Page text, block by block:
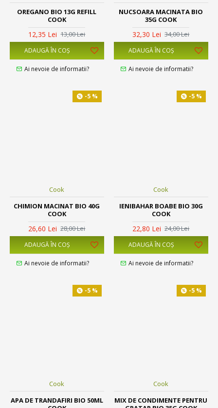
OREGANO BIO 13G REFILL
COOK
12,35 Lei 13,00 Lei
ADAUGĂ ÎN COŞ
Ai nevoie de informatii?
NUCSOARA MACINATA BIO
35G COOK
32,30 Lei 34,00 Lei
ADAUGĂ ÎN COŞ
Ai nevoie de informatii?
-5 %
Cook
CHIMION MACINAT BIO 40G
COOK
26,60 Lei 28,00 Lei
ADAUGĂ ÎN COŞ
Ai nevoie de informatii?
-5 %
Cook
IENIBAHAR BOABE BIO 30G
COOK
22,80 Lei 24,00 Lei
ADAUGĂ ÎN COŞ
Ai nevoie de informatii?
-5 %
Cook
APA DE TRANDAFIRI BIO 50ML
-5 %
Cook
MIX DE CONDIMENTE PENTRU